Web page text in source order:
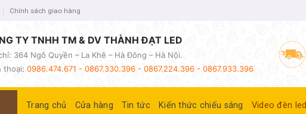
Chính sách giao hàng
TY TNHH TM & DV THÀNH ĐẠT LED
364 Ngô Quyền – La Khê – Hà Đông – Hà Nội.
thoại: 0986.474.671 - 0867.330.396 - 0867.224.396 - 0867.933.396
Trang chủ Cửa hàng Tin tức Kiến thức chiếu sáng Video đèn led